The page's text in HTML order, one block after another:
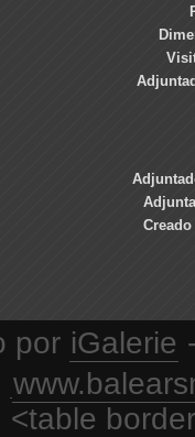
Creado
por iGalerie
<table